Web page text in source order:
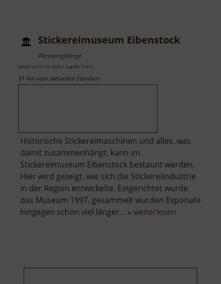
Stickereimuseum Eibenstock
Westerzgebirge
aktuell vom 01.06.2026 / Zugriffe: 15572
31 km vom aktuellen Standort
Historische Stickereimaschinen und alles, was
damit zusammenhängt, kann im
Stickereimuseum Eibenstock bestaunt werden.
Hier wird gezeigt, wie sich die Stickereiindustrie
in der Region entwickelte. Eingerichtet wurde
das Museum 1997, gesammelt wurden Exponate
hingegen schon viel länger... » weiterlesen